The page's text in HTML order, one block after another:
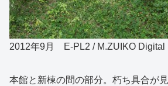
2012年9月 E-PL2 / M.ZUIKO Digital
本館と新棟の間の部分。朽ち具合が